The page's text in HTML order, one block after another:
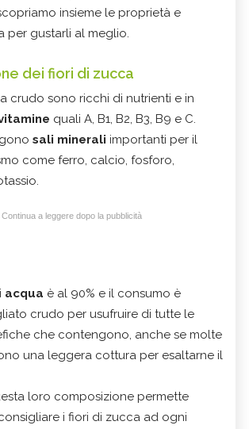
insieme le proprietà e
per gustarli al meglio.
dei fiori di zucca
crudo sono ricchi di nutrienti e in
quali A, B1, B2, B3, B9 e C.
sali minerali importanti per il
come ferro, calcio, fosforo,
Continua a leggere dopo la pubblicità
acqua è al 90% e il consumo è
crudo per usufruire di tutte le
che contengono, anche se molte
una leggera cottura per esaltarne il
loro composizione permette
i fiori di zucca ad ogni